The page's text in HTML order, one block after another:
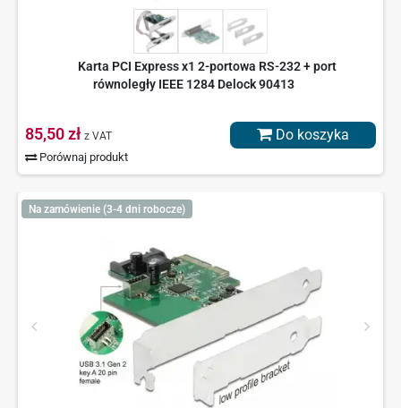
Karta PCI Express x1 2-portowa RS-232 + port
równoległy IEEE 1284 Delock 90413
85,50 zł z VAT
Porównaj produkt
Do koszyka
Na zamówienie (3-4 dni robocze)